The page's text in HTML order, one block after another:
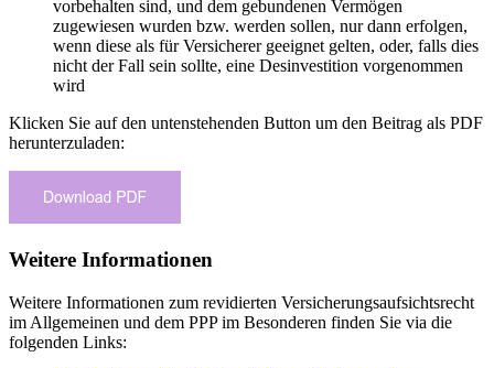
vorbehalten sind, und dem gebundenen Vermögen
zugewiesen wurden bzw. werden sollen, nur dann erfolgen,
wenn diese als für Versicherer geeignet gelten, oder, falls dies
nicht der Fall sein sollte, eine Desinvestition vorgenommen
wird
Klicken Sie auf den untenstehenden Button um den Beitrag als PDF
herunterzuladen:
Weitere Informationen
Weitere Informationen zum revidierten Versicherungsaufsichtsrecht
im Allgemeinen und dem PPP im Besonderen finden Sie via die
folgenden Links: